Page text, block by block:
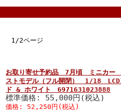
1/2ページ
お取り寄せ予約品 7月頃 ミニカー
ストモデル（フル開閉） 1/18
ド & ホワイト 6971631023888
標準価格: 55,000円(税込)
価格: 52,250円(税込)